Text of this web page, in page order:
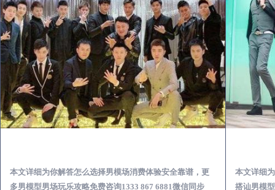
本文详细为你解答怎么选择男模场消费体验安全靠谱，更
多男模型男场玩乐攻略免费咨询1333 867 6881微信同步
本文详细
搭讪男模